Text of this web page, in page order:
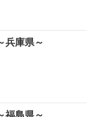
兵庫県～
福島県～